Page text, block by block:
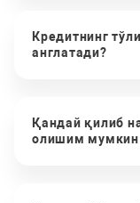
Кредитнинг
англатади?
Қандай қилиб
олишим